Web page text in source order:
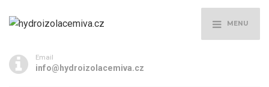
MENU
Email
info@hydroizolacemiva.cz